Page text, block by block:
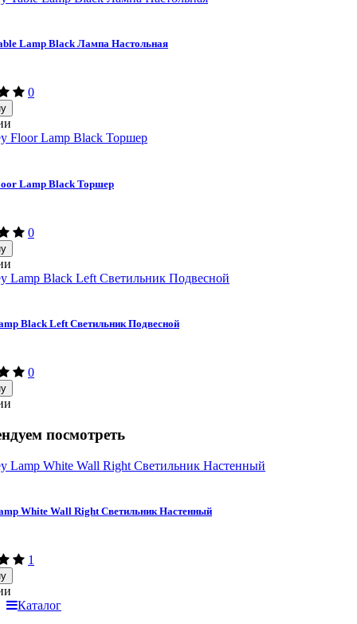
Lamp Black Лампа Настольная
0
Lamp Black Торшер
0
Black Left Светильник Подвесной
0
посмотреть
White Wall Right Светильник Настенный
1
Каталог